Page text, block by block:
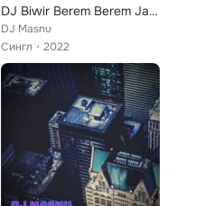
DJ Biwir Berem Berem Jawer Hayam Panon Coklat Kopi Susu
DJ Masnu
Сингл
2022